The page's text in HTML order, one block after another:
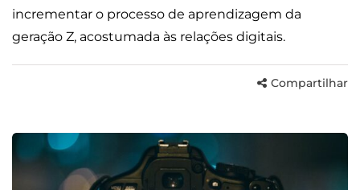
incrementar o processo de aprendizagem da
geração Z, acostumada às relações digitais.
Compartilhar